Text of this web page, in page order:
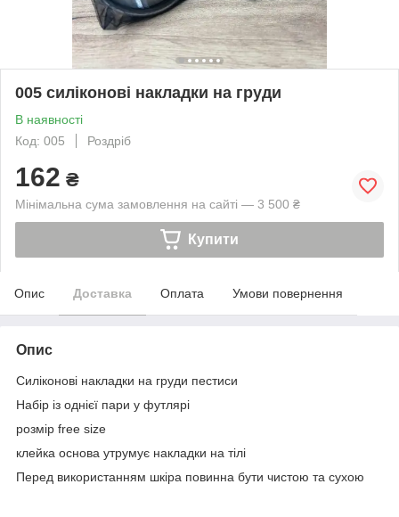
005 силіконові накладки на груди
В наявності
Код: 005
Роздріб
162 ₴
Мінімальна сума замовлення на сайті — 3 500 ₴
Купити
Опис Доставка Оплата Умови повернення
Опис
Силіконові накладки на груди пестиси
Набір із однієї пари у футлярі
розмір free size
клейка основа утрумує накладки на тілі
Перед використанням шкіра повинна бути чистою та сухою